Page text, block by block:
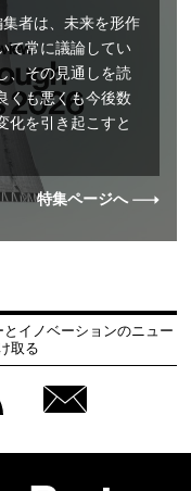
者は、未来を形作
て常に議論してい
、その見通しを読
くも悪くも今後数
化を引き起こすと
特集ページへ
イノベーションのニュー
取る